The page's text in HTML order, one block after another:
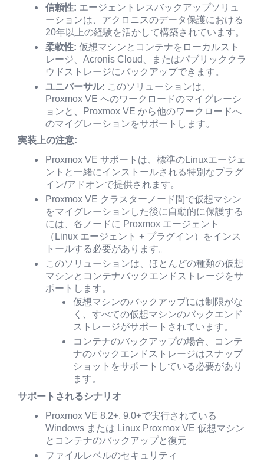
信頼性: エージェントレスバックアップソリュ
ーションは、アクロニスのデータ保護における
20年以上の経験を活かして構築されています。
柔軟性: 仮想マシンとコンテナをローカルスト
レージ、Acronis Cloud、またはパブリッククラ
ウドストレージにバックアップできます。
ユニバーサル: このソリューションは、
Proxmox VE へのワークロードのマイグレーシ
ョンと、Proxmox VE から他のワークロードへ
のマイグレーションをサポートします。
実装上の注意:
Proxmox VE サポートは、標準のLinuxエージェ
ントと一緒にインストールされる特別なプラグ
イン/アドオンで提供されます。
Proxmox VE クラスターノード間で仮想マシン
をマイグレーションした後に自動的に保護する
には、各ノードに Proxmox エージェント
（Linux エージェント + プラグイン）をインス
トールする必要があります。
このソリューションは、ほとんどの種類の仮想
マシンとコンテナバックエンドストレージをサ
ポートします。
仮想マシンのバックアップには制限がな
く、すべての仮想マシンのバックエンド
ストレージがサポートされています。
コンテナのバックアップの場合、コンテ
ナのバックエンドストレージはスナップ
ショットをサポートしている必要があり
ます。
サポートされるシナリオ
Proxmox VE 8.2+, 9.0+で実行されている
Windows または Linux Proxmox VE 仮想マシン
とコンテナのバックアップと復元
ファイルレベルのセキュリティ